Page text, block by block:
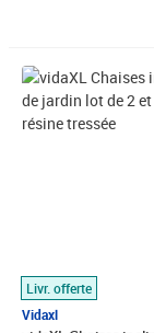
Livr. offerte
Vidaxl
Prix barré 156,66€
Prix 97,63€ HT